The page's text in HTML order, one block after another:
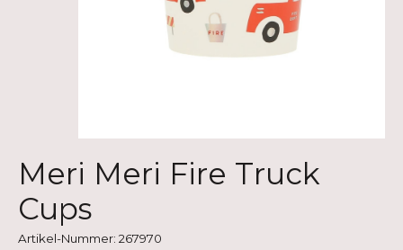
Meri Meri Fire Truck
Cups
Artikel-Nummer: 267970